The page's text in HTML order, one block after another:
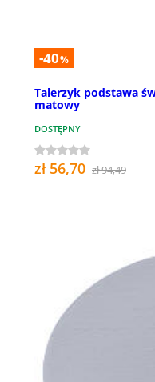
-40%
Talerzyk podstawa
matowy
DOSTĘPNY
zł 56,70 zł 94,49